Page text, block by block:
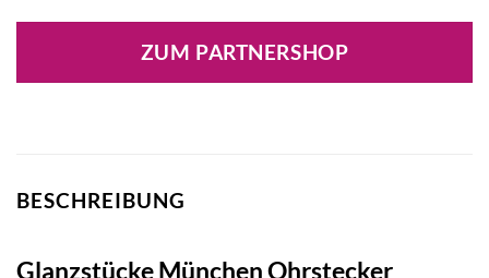
war:
44,95 €
ist:
42,70 €.
ZUM PARTNERSHOP
BESCHREIBUNG
Glanzstücke München Ohrstecker